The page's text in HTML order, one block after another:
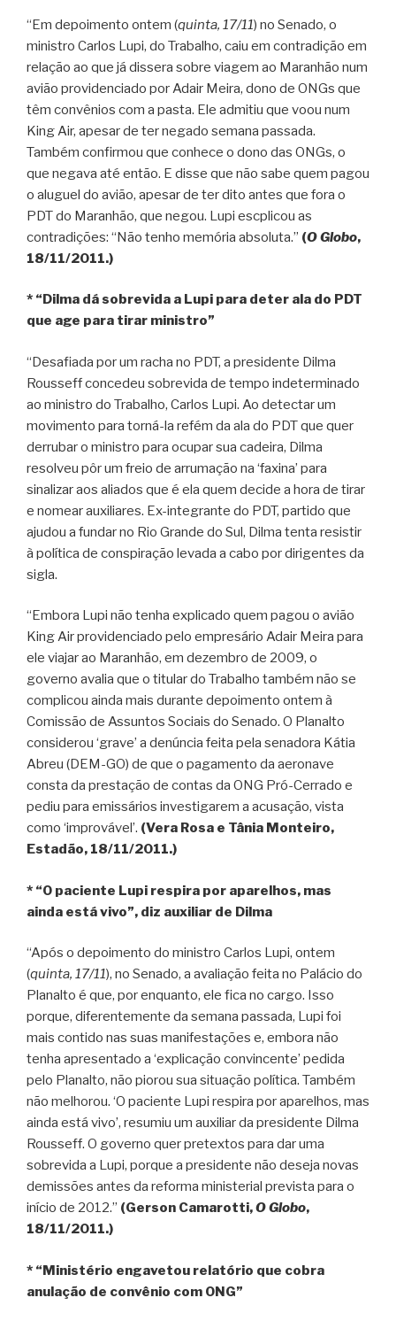
“Em depoimento ontem (quinta, 17/11) no Senado, o
ministro Carlos Lupi, do Trabalho, caiu em contradição em
relação ao que já dissera sobre viagem ao Maranhão num
avião providenciado por Adair Meira, dono de ONGs que
têm convênios com a pasta. Ele admitiu que voou num
King Air, apesar de ter negado semana passada.
Também confirmou que conhece o dono das ONGs, o
que negava até então. E disse que não sabe quem pagou
o aluguel do avião, apesar de ter dito antes que fora o
PDT do Maranhão, que negou. Lupi escplicou as
contradições: “Não tenho memória absoluta.” (O Globo,
18/11/2011.)
* “Dilma dá sobrevida a Lupi para deter ala do PDT
que age para tirar ministro”
“Desafiada por um racha no PDT, a presidente Dilma
Rousseff concedeu sobrevida de tempo indeterminado
ao ministro do Trabalho, Carlos Lupi. Ao detectar um
movimento para torná-la refém da ala do PDT que quer
derrubar o ministro para ocupar sua cadeira, Dilma
resolveu pôr um freio de arrumação na ‘faxina’ para
sinalizar aos aliados que é ela quem decide a hora de tirar
e nomear auxiliares. Ex-integrante do PDT, partido que
ajudou a fundar no Rio Grande do Sul, Dilma tenta resistir
à política de conspiração levada a cabo por dirigentes da
sigla.
“Embora Lupi não tenha explicado quem pagou o avião
King Air providenciado pelo empresário Adair Meira para
ele viajar ao Maranhão, em dezembro de 2009, o
governo avalia que o titular do Trabalho também não se
complicou ainda mais durante depoimento ontem à
Comissão de Assuntos Sociais do Senado. O Planalto
considerou ‘grave’ a denúncia feita pela senadora Kátia
Abreu (DEM-GO) de que o pagamento da aeronave
consta da prestação de contas da ONG Pró-Cerrado e
pediu para emissários investigarem a acusação, vista
como ‘improvável’. (Vera Rosa e Tânia Monteiro,
Estadão, 18/11/2011.)
* “O paciente Lupi respira por aparelhos, mas
ainda está vivo”, diz auxiliar de Dilma
“Após o depoimento do ministro Carlos Lupi, ontem
(quinta, 17/11), no Senado, a avaliação feita no Palácio do
Planalto é que, por enquanto, ele fica no cargo. Isso
porque, diferentemente da semana passada, Lupi foi
mais contido nas suas manifestações e, embora não
tenha apresentado a ‘explicação convincente’ pedida
pelo Planalto, não piorou sua situação política. Também
não melhorou. ‘O paciente Lupi respira por aparelhos, mas
ainda está vivo’, resumiu um auxiliar da presidente Dilma
Rousseff. O governo quer pretextos para dar uma
sobrevida a Lupi, porque a presidente não deseja novas
demissões antes da reforma ministerial prevista para o
início de 2012.” (Gerson Camarotti,O Globo,
18/11/2011.)
* “Ministério engavetou relatório que cobra
anulação de convênio com ONG”